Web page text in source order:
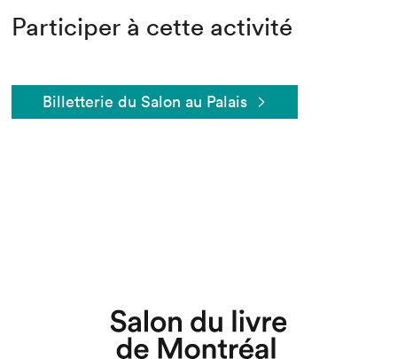
Participer à cette activité
Billetterie du Salon au Palais